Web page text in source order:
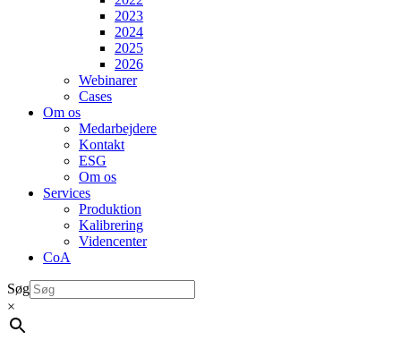
2023
2024
2025
2026
Webinarer
Cases
Om os
Medarbejdere
Kontakt
ESG
Om os
Services
Produktion
Kalibrering
Videncenter
CoA
Søg
×